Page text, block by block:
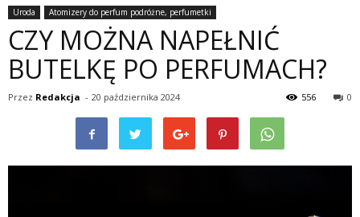
Uroda Atomizery do perfum podróżne, perfumetki
CZY MOŻNA NAPEŁNIĆ
BUTELKĘ PO PERFUMACH?
Przez Redakcja - 20 października 2024 0
556